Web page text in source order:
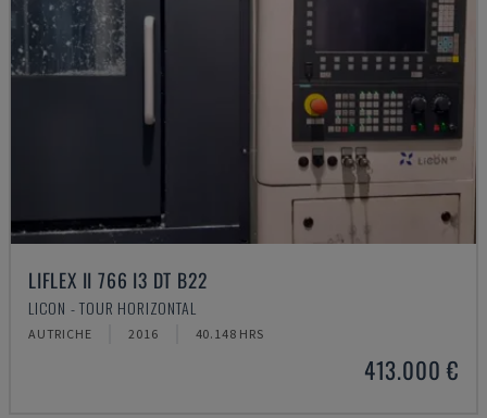
LIFLEX II 766 I3 DT B22
LICON - TOUR HORIZONTAL
AUTRICHE 2016 40.148 HRS
413.000 €